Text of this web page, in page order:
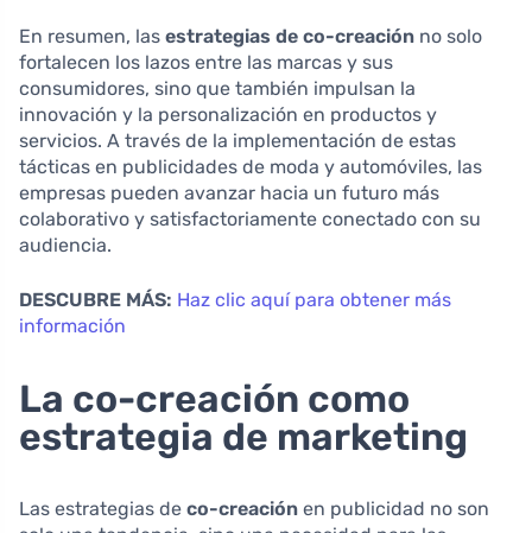
En resumen, las estrategias de co-creación no solo
fortalecen los lazos entre las marcas y sus
consumidores, sino que también impulsan la
innovación y la personalización en productos y
servicios. A través de la implementación de estas
tácticas en publicidades de moda y automóviles, las
empresas pueden avanzar hacia un futuro más
colaborativo y satisfactoriamente conectado con su
audiencia.
DESCUBRE MÁS: Haz clic aquí para obtener más
información
La co-creación como
estrategia de marketing
Las estrategias de co-creación en publicidad no son